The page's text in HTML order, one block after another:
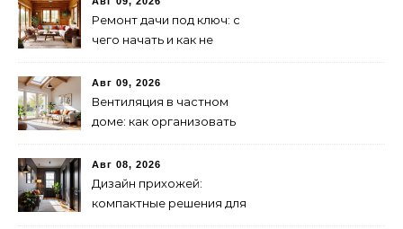
Ремонт дачи под ключ: с
чего начать и как не
Авг 09, 2026
Вентиляция в частном
доме: как организовать
Авг 08, 2026
Дизайн прихожей:
компактные решения для